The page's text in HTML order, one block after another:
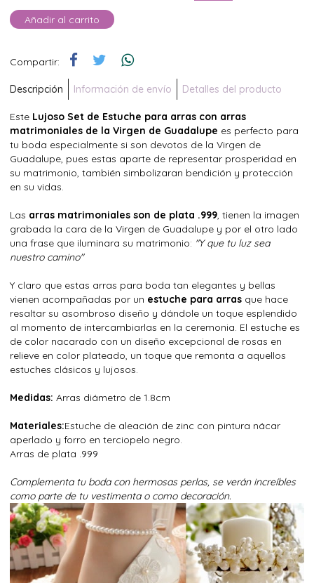
Añadir al carrito
Compartir:
Descripción Información de envío Detalles del producto
Este Lujoso Set de Estuche para arras con arras
matrimoniales de la Virgen de Guadalupe es perfecto para
tu boda especialmente si son devotos de la Virgen de
Guadalupe, pues estas aparte de representar prosperidad en
su matrimonio, también simbolizaran bendición y protección
en su vidas.
Las arras matrimoniales son de plata .999, tienen la imagen
grabada la cara de la Virgen de Guadalupe y por el otro lado
una frase que iluminara su matrimonio: "Y que tu luz sea
nuestro camino"
Y claro que estas arras para boda tan elegantes y bellas
vienen acompañadas por un estuche para arras que hace
resaltar su asombroso diseño y dándole un toque esplendido
al momento de intercambiarlas en la ceremonia. El estuche es
de color nacarado con un diseño excepcional de rosas en
relieve en color plateado, un toque que remonta a aquellos
estuches clásicos y lujosos.
Medidas: Arras diámetro de 1.8cm
Materiales:Estuche de aleación de zinc con pintura nácar
aperlado y forro en terciopelo negro.
Arras de plata .999
Complementa tu boda con hermosas perlas, se verán increíbles
como parte de tu vestimenta o como decoración.